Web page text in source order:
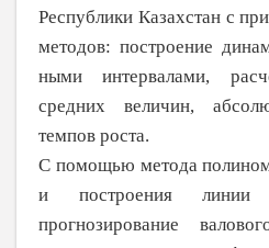
Республики Казахстан с
мето­дов: построение
ными интервалами,
средних величин,
темпов роста.
С помощью метода
и построения линии
прогнозирование